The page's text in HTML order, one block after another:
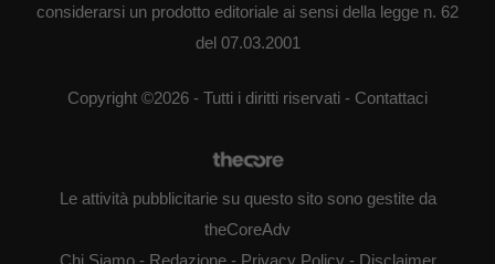
considerarsi un prodotto editoriale ai sensi della legge n. 62
del 07.03.2001
Copyright ©2026 - Tutti i diritti riservati - Contattaci
Le attività pubblicitarie su questo sito sono gestite da
theCoreAdv